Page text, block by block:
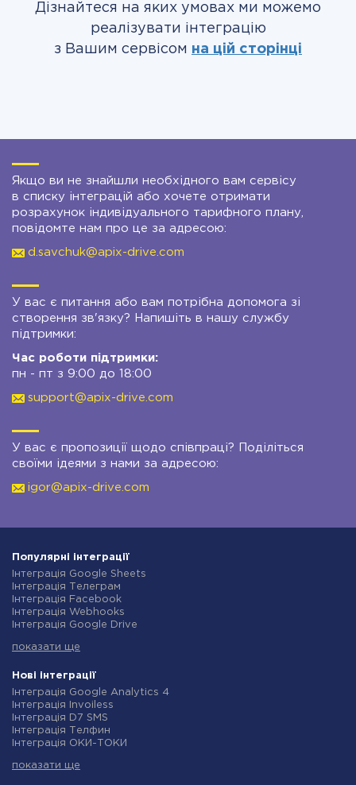
Дізнайтеся на яких умовах ми можемо
реалізувати інтеграцію
з Вашим сервісом на цій сторінці
Якщо ви не знайшли необхідного вам сервісу
в списку інтеграцій або хочете отримати
розрахунок індивідуального тарифного плану,
повідомте нам про це за адресою:
d.savchuk@apix-drive.com
У вас є питання або вам потрібна допомога зі
створення зв'язку? Напишіть в нашу службу
підтримки:
Час роботи підтримки:
пн - пт з 9:00 до 18:00
support@apix-drive.com
У вас є пропозиції щодо співпраці? Поділіться
своїми ідеями з нами за адресою:
igor@apix-drive.com
Популярні інтеграції
Інтеграція Google Sheets
Інтеграція Телеграм
Інтеграція Facebook
Інтеграція Webhooks
Інтеграція Google Drive
Інтеграція Gmail
Інтеграція Rozetka
Інтеграція OpenAI (ChatGPT)
Інтеграція Binotel
Інтеграція Prom
Інтеграція Приват24
Інтеграція OLX
Інтеграція SendPulse
показати ще
Нові інтеграції
Інтеграція Google Analytics 4
Інтеграція Invoiless
Інтеграція D7 SMS
Інтеграція Телфин
Інтеграція ОКИ-ТОКИ
Інтеграція Microsoft Dynamics 365
показати ще